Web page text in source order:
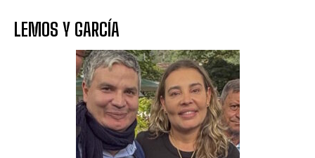
LEMOS Y GARCÍA